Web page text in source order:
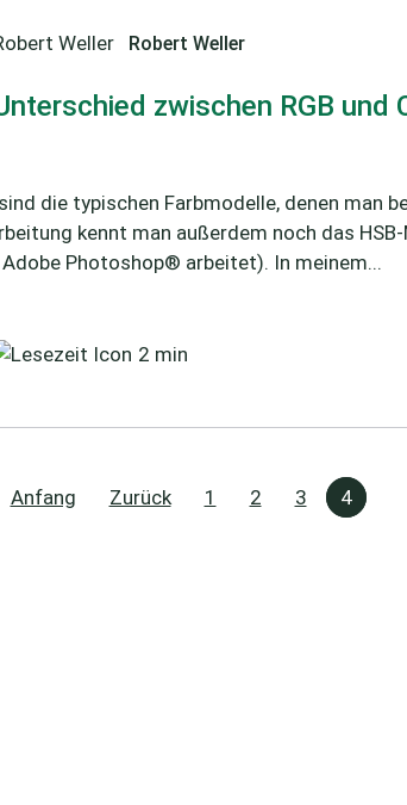
Robert Weller
zwischen RGB und
die typischen Farbmodelle, denen man
kennt man außerdem noch das
Photoshop® arbeitet). In meinem...
2 min
Anfang Zurück 1 2 3 4